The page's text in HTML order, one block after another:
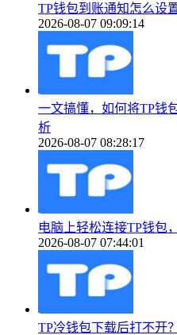
TP钱包到账通知怎么设
2026-08-07 09:09:14
一文搞懂，如何将TP钱
析
2026-08-07 08:28:17
电脑上轻松连接TP钱包
2026-08-07 07:44:01
TP冷钱包下载后打不开